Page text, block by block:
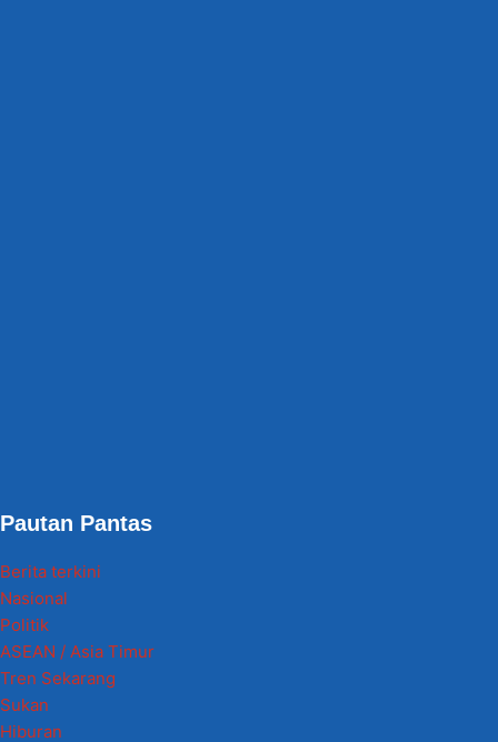
Pautan Pantas
Berita terkini
Nasional
Politik
ASEAN / Asia Timur
Tren Sekarang
Sukan
Hiburan